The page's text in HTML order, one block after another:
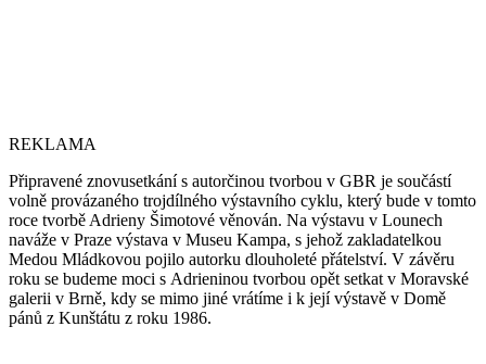
REKLAMA
Připravené znovusetkání s autorčinou tvorbou v GBR je součástí
volně provázaného trojdílného výstavního cyklu, který bude v tomto
roce tvorbě Adrieny Šimotové věnován. Na výstavu v Lounech
naváže v Praze výstava v Museu Kampa, s jehož zakladatelkou
Medou Mládkovou pojilo autorku dlouholeté přátelství. V závěru
roku se budeme moci s Adrieninou tvorbou opět setkat v Moravské
galerii v Brně, kdy se mimo jiné vrátíme i k její výstavě v Domě
pánů z Kunštátu z roku 1986.